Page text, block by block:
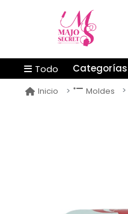
Todo Categorías
Inicio Moldes